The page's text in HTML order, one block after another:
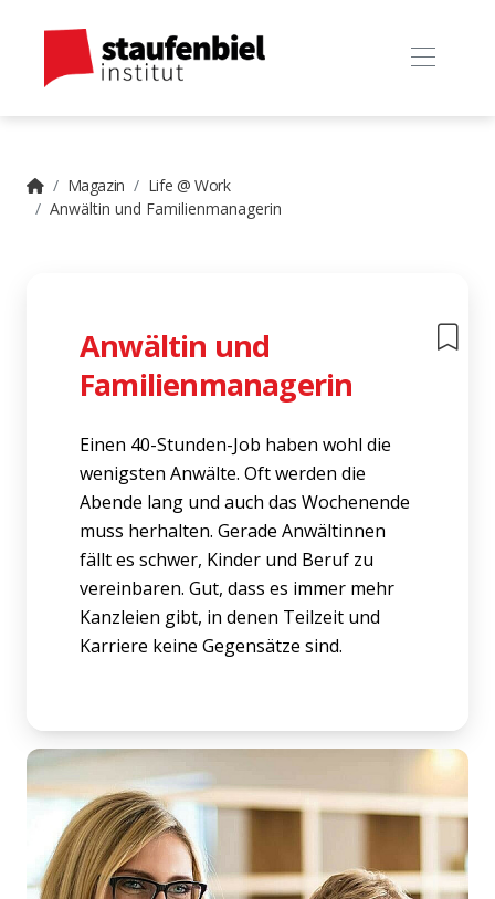
Magazin
Life @ Work
Anwältin und Familienmanagerin
Anwältin und
Familienmanagerin
Einen 40-Stunden-Job haben wohl die
wenigsten Anwälte. Oft werden die
Abende lang und auch das Wochenende
muss herhalten. Gerade Anwältinnen
fällt es schwer, Kinder und Beruf zu
vereinbaren. Gut, dass es immer mehr
Kanzleien gibt, in denen Teilzeit und
Karriere keine Gegensätze sind.